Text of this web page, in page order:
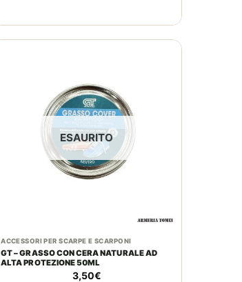
ESAURITO
ACCESSORI PER SCARPE E SCARPONI
GT – GRASSO CON CERA NATURALE AD
ALTA PROTEZIONE 50ML
3,50€